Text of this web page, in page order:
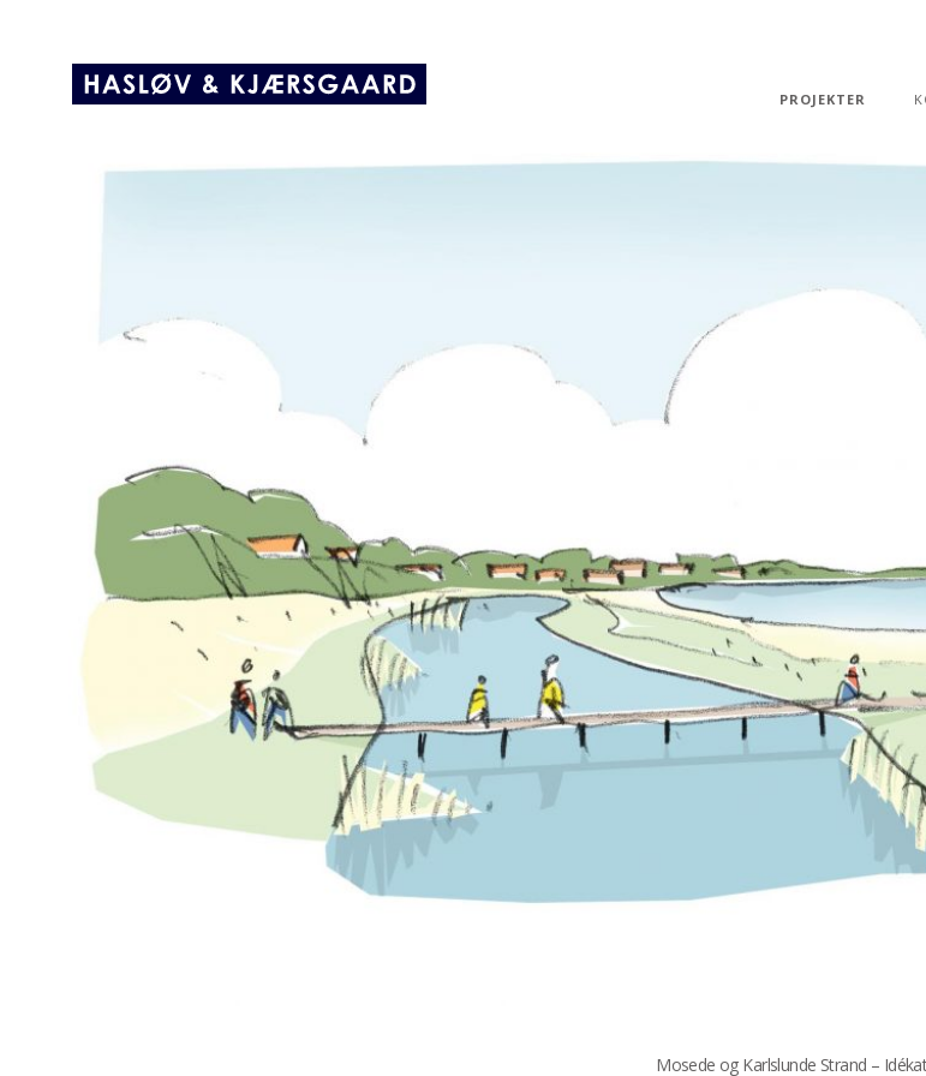
PROJEKTER
Mosede og Karlslunde Strand –